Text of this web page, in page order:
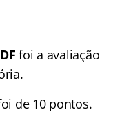
foi a avaliação
de 10 pontos.